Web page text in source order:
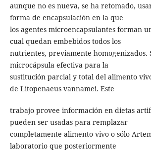
aunque no es nueva, se ha retomado,
forma de encapsulación en la que
los agentes microencapsulantes forman
cual quedan embebidos todos los
nutrientes, previamente homogenizados.
microcápsula efectiva para la
sustitución parcial y total del alimento
de Litopenaeus vannamei. Este
trabajo provee información en dietas
pueden ser usadas para remplazar
completamente alimento vivo o sólo
laboratorio que posteriormente